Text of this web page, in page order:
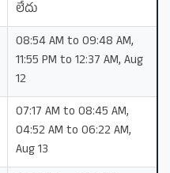
లేదు
08:54 AM to 09:48 AM,
11:55 PM to 12:37 AM, Aug
12
07:17 AM to 08:45 AM,
04:52 AM to 06:22 AM,
Aug 13